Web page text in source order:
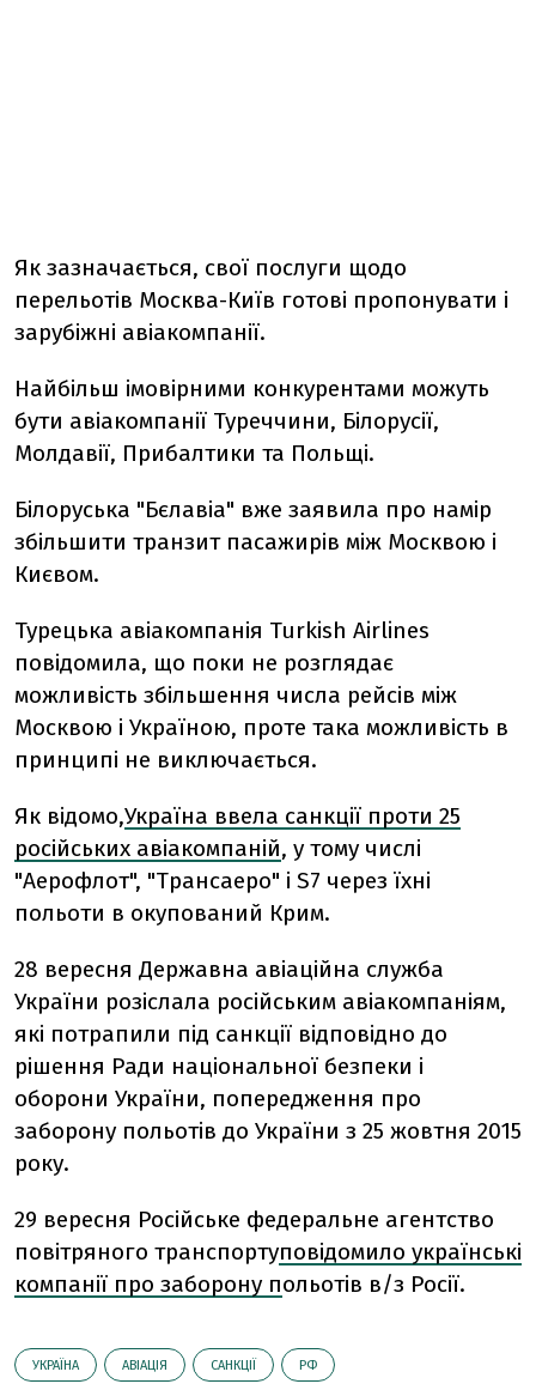
Як зазначається, свої послуги щодо
перельотів Москва-Київ готові пропонувати і
зарубіжні авіакомпанії.
Найбільш імовірними конкурентами можуть
бути авіакомпанії Туреччини, Білорусії,
Молдавії, Прибалтики та Польщі.
Білоруська "Бєлавіа" вже заявила про намір
збільшити транзит пасажирів між Москвою і
Києвом.
Турецька авіакомпанія Turkish Airlines
повідомила, що поки не розглядає
можливість збільшення числа рейсів між
Москвою і Україною, проте така можливість в
принципі не виключається.
Як відомо,Україна ввела санкції проти 25
російських авіакомпаній, у тому числі
"Аерофлот", "Трансаеро" і S7 через їхні
польоти в окупований Крим.
28 вересня Державна авіаційна служба
України розіслала російським авіакомпаніям,
які потрапили під санкції відповідно до
рішення Ради національної безпеки і
оборони України, попередження про
заборону польотів до України з 25 жовтня 2015
року.
29 вересня Російське федеральне агентство
повітряного транспортуповідомило українські
компанії про заборону польотів в/з Росії.
УКРАЇНА АВІАЦІЯ САНКЦІЇ РФ